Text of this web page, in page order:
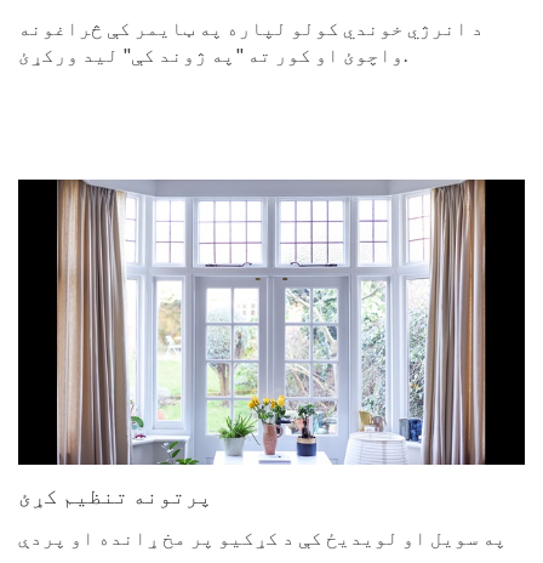
د انرژي خوندي کولو لپاره په ټایمر کې څراغونه
پرتونه تنظیم کړئ
په سویل او لویدیځ کې د کړکیو پر مخ ړانده او پردې